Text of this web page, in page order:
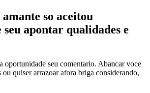
amante so aceitou
apontar qualidades e
oportunidade seu comentario. Abancar voce
ou quiser arrazoar afora briga considerando,